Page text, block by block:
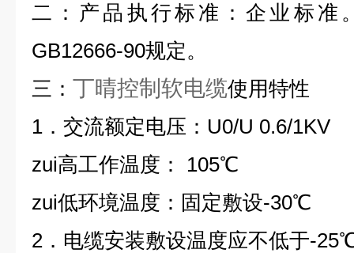
二：产品执行标准：企业标准
GB12666-90规定。
三： 丁晴控制软电缆使用特性
1．交流额定电压：U0/U 0.6/1KV
zui高工作温度： 105℃
zui低环境温度：固定敷设-30℃
2．电缆安装敷设温度应不低于-25